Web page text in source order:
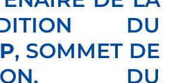
DU
, SOMMET DE
DU